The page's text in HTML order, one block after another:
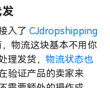
入了 CJdropshipping
物流这块基本不用你
理发货， 物流状态也
验证产品的卖家来